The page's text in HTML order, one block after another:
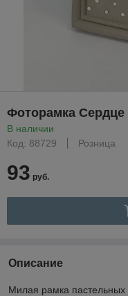
Фоторамка
В наличии
Код: 88729
Розница
93 руб.
Описание
Милая рамка пастельных